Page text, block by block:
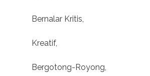
Bernalar Kritis,
Kreatif,
Bergotong-Royong,